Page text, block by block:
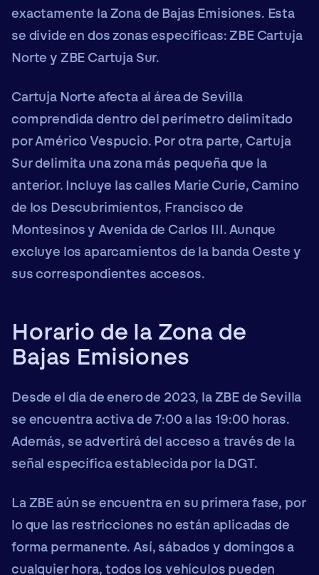
exactamente la Zona de Bajas Emisiones. Esta
se divide en dos zonas específicas:ZBE Cartuja
Norte y ZBE Cartuja Sur.
Cartuja Norte afecta al área de Sevilla
comprendida dentro del perímetro delimitado
por Américo Vespucio. Por otra parte, Cartuja
Surdelimita una zona más pequeña que la
anterior. Incluye las calles Marie Curie, Camino
de los Descubrimientos, Francisco de
Montesinos y Avenida de Carlos III. Aunque
excluye los aparcamientos de la banda Oeste y
sus correspondientes accesos.
Horario de la Zona de
Bajas Emisiones
Desde el día de enero de 2023, la ZBE de Sevilla
se encuentra activa de7:00 a las 19:00 horas.
Además, se advertirá del acceso a través de la
señal específica establecida por la DGT.
La ZBE aún se encuentra en su primera fase, por
lo que las restricciones no están aplicadas de
forma permanente. Así, sábados y domingos a
cualquier hora, todos los vehículos pueden